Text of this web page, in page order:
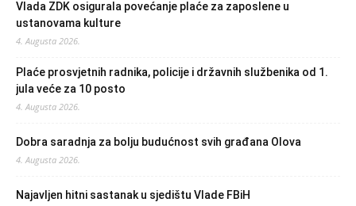
Vlada ZDK osigurala povećanje plaće za zaposlene u
ustanovama kulture
4. Augusta 2026.
Plaće prosvjetnih radnika, policije i državnih službenika od 1.
jula veće za 10 posto
4. Augusta 2026.
Dobra saradnja za bolju budućnost svih građana Olova
4. Augusta 2026.
Najavljen hitni sastanak u sjedištu Vlade FBiH